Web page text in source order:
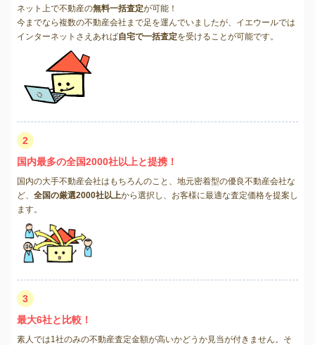
ネット上で不動産の無料一括査定が可能！
今までなら複数の不動産会社まで足を運んでいましたが、イエウールでは
インターネットさえあれば自宅で一括査定を受けることが可能です。
2
国内最多の全国2000社以上と提携！
国内の大手不動産会社はもちろんのこと、地元密着型の優良不動産会社な
ど、 全国の厳選2000社以上から選択し、お客様に最適な査定価格を提案し
ます。
3
最大6社と比較！
素人では1社のみの不動産査定金額が高いかどうか見当が付きません。そ